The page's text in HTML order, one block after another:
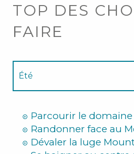
TOP DES
FAIRE
Été
Parcourir le domaine
Randonner face au
Dévaler la luge